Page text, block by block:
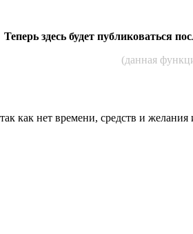
Теперь здесь будет публиковаться
(данная
как нет вре­мени, средств и же­лания